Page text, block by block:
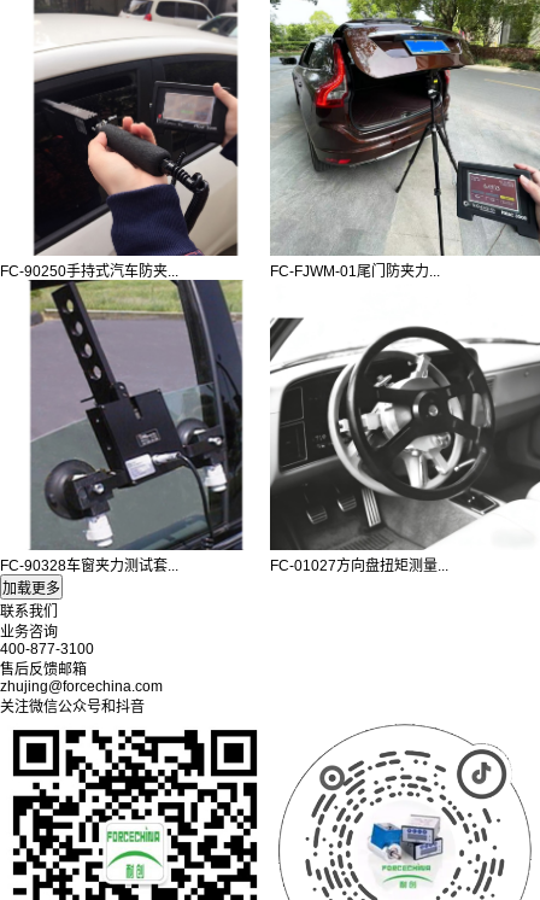
FC-90250手持式汽车防夹... FC-FJWM-01尾门防夹力...
FC-90328车窗夹力测试套... FC-01027方向盘扭矩测量...
联系我们
业务咨询
400-877-3100
售后反馈邮箱
zhujing@forcechina.com
关注微信公众号和抖音